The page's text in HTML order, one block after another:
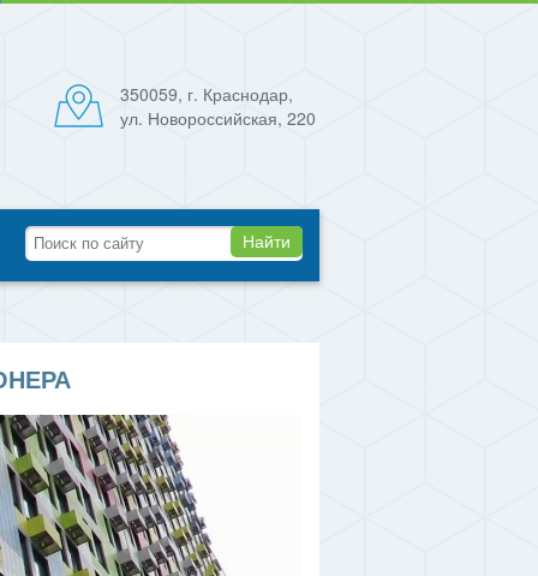
350059, г. Краснодар,
ул. Новороссийская, 220
Найти